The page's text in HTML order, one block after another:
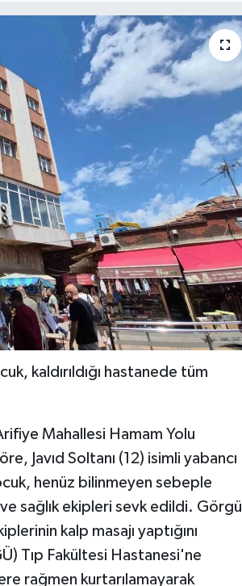
kaldırıldığı hastanede tüm
Mahallesi Hamam Yolu
Javıd Soltanı (12) isimli yabancı
henüz bilinmeyen sebeple
sağlık ekipleri sevk edildi. Görgü
kalp masajı yaptığını
Tıp Fakültesi Hastanesi'ne
rağmen kurtarılamayarak